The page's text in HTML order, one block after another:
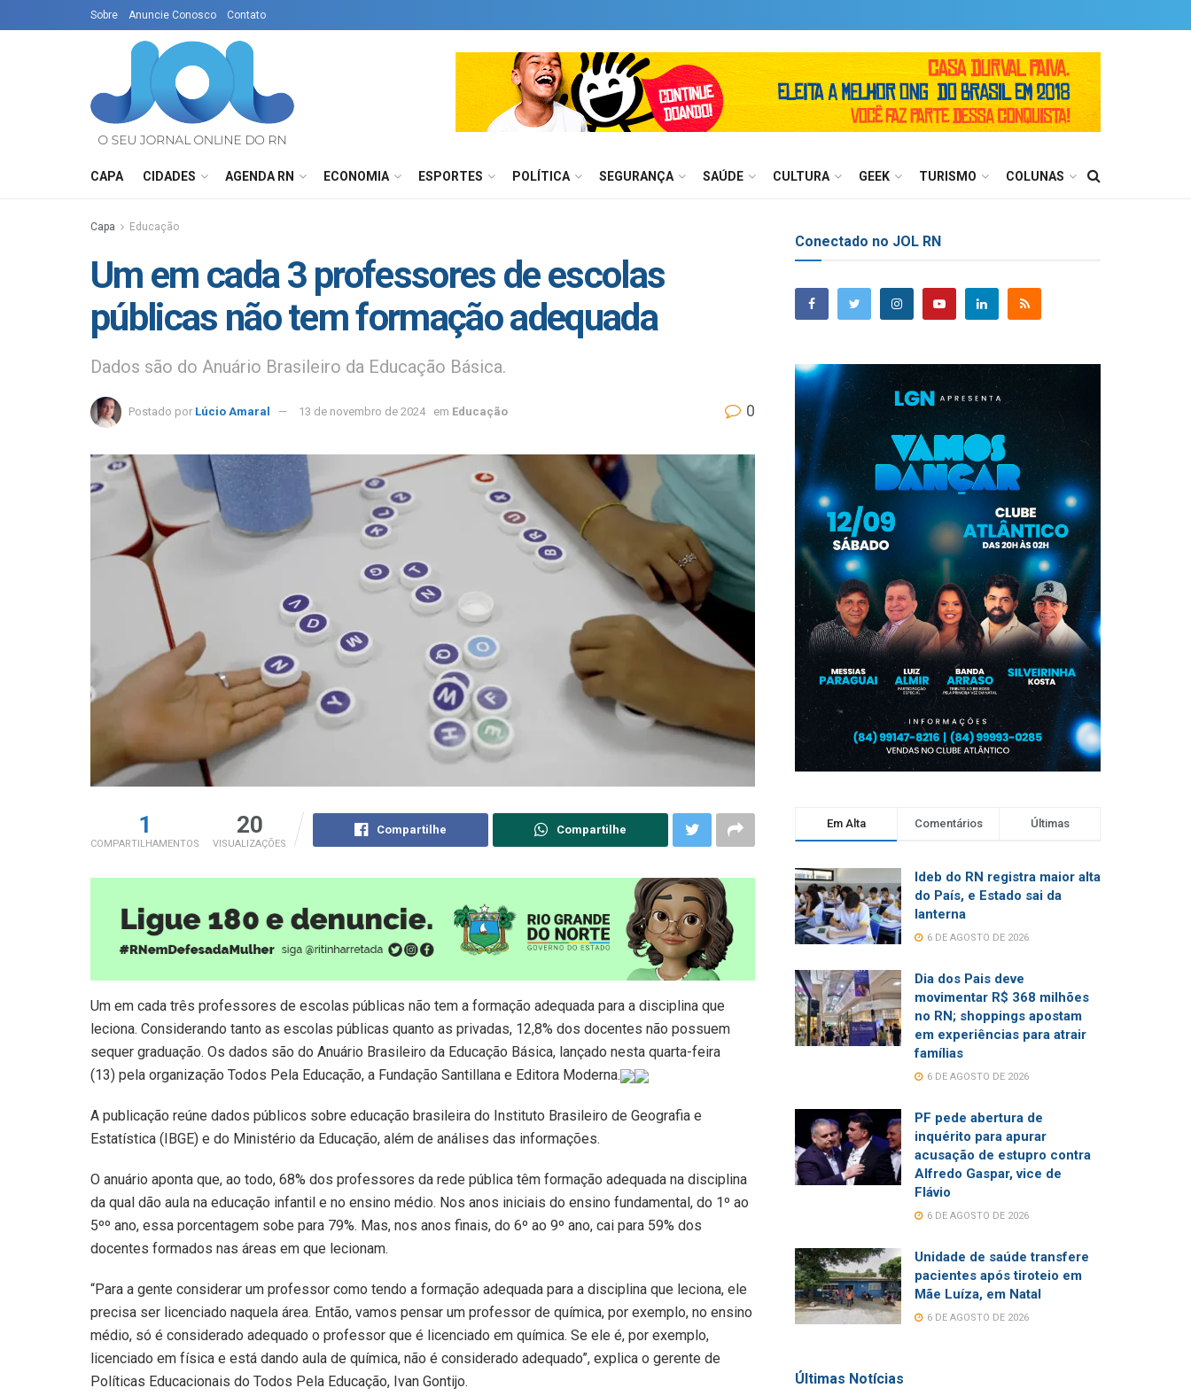
Sobre Anuncie Conosco Contato
CAPA CIDADES AGENDA RN ECONOMIA ESPORTES POLÍTICA SEGURANÇA SAÚDE CULTURA GEEK TURISMO COLUNAS
Capa Educação
Um em cada 3 professores de escolas
públicas não tem formação adequada
Dados são do Anuário Brasileiro da Educação Básica.
Postado por Lúcio Amaral 13 de novembro de 2024 em Educação 0
1
COMPARTILHAMENTOS
20
VISUALIZAÇÕES
Compartilhe Compartilhe
Um em cada três professores de escolas públicas não tem a formação adequada para a disciplina que
leciona. Considerando tanto as escolas públicas quanto as privadas, 12,8% dos docentes não possuem
sequer graduação. Os dados são do Anuário Brasileiro da Educação Básica, lançado nesta quarta-feira
(13) pela organização Todos Pela Educação, a Fundação Santillana e Editora Moderna.
A publicação reúne dados públicos sobre educação brasileira do Instituto Brasileiro de Geografia e
Estatística (IBGE) e do Ministério da Educação, além de análises das informações.
O anuário aponta que, ao todo, 68% dos professores da rede pública têm formação adequada na disciplina
da qual dão aula na educação infantil e no ensino médio. Nos anos iniciais do ensino fundamental, do 1º ao
5ºº ano, essa porcentagem sobe para 79%. Mas, nos anos finais, do 6º ao 9º ano, cai para 59% dos
docentes formados nas áreas em que lecionam.
“Para a gente considerar um professor como tendo a formação adequada para a disciplina que leciona, ele
precisa ser licenciado naquela área. Então, vamos pensar um professor de química, por exemplo, no ensino
médio, só é considerado adequado o professor que é licenciado em química. Se ele é, por exemplo,
licenciado em física e está dando aula de química, não é considerado adequado”, explica o gerente de
Políticas Educacionais do Todos Pela Educação, Ivan Gontijo.
Conectado no JOL RN
Em Alta Comentários Últimas
Ideb do RN registra maior alta
do País, e Estado sai da
lanterna
6 DE AGOSTO DE 2026
Dia dos Pais deve
movimentar R$ 368 milhões
no RN; shoppings apostam
em experiências para atrair
famílias
6 DE AGOSTO DE 2026
PF pede abertura de
inquérito para apurar
acusação de estupro contra
Alfredo Gaspar, vice de
Flávio
6 DE AGOSTO DE 2026
Unidade de saúde transfere
pacientes após tiroteio em
Mãe Luíza, em Natal
6 DE AGOSTO DE 2026
Últimas Notícias